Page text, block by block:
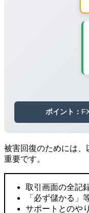
ポイント：
被害回復のためには
重要です。
取引画面の全記
「必ず儲かる」
サポートとのや